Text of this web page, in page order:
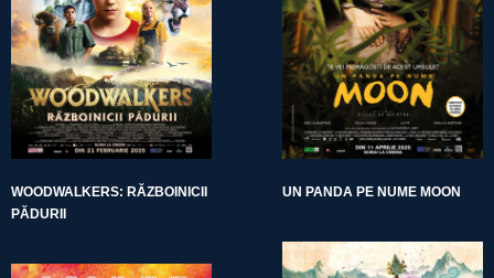
WOODWALKERS: RĂZBOINICII
PĂDURII
UN PANDA PE NUME MOON